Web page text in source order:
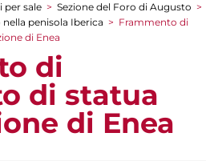
per sale > Sezione del Foro di Augusto >
penisola Iberica > Frammento di
di Enea
di
di statua
di Enea